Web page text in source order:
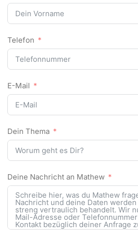
Telefon
E-Mail
Dein Thema
Deine Nachricht an Mathew